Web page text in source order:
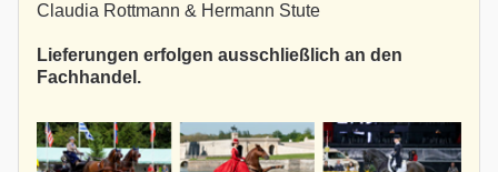
Claudia Rottmann & Hermann Stute
Lieferungen erfolgen ausschließlich an den
Fachhandel.